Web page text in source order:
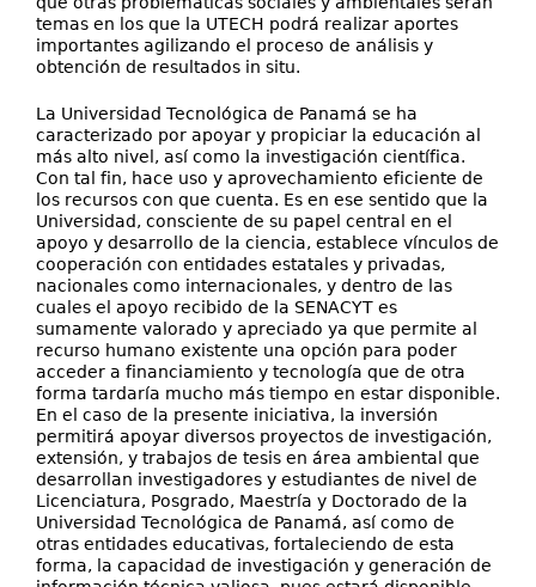
temas en los que la UTECH podrá realizar aportes
importantes agilizando el proceso de análisis y
obtención de resultados in situ.
La Universidad Tecnológica de Panamá se ha
caracterizado por apoyar y propiciar la educación al
más alto nivel, así como la investigación científica.
Con tal fin, hace uso y aprovechamiento eficiente de
los recursos con que cuenta. Es en ese sentido que la
Universidad, consciente de su papel central en el
apoyo y desarrollo de la ciencia, establece vínculos de
cooperación con entidades estatales y privadas,
nacionales como internacionales, y dentro de las
cuales el apoyo recibido de la SENACYT es
sumamente valorado y apreciado ya que permite al
recurso humano existente una opción para poder
acceder a financiamiento y tecnología que de otra
forma tardaría mucho más tiempo en estar disponible.
En el caso de la presente iniciativa, la inversión
permitirá apoyar diversos proyectos de investigación,
extensión, y trabajos de tesis en área ambiental que
desarrollan investigadores y estudiantes de nivel de
Licenciatura, Posgrado, Maestría y Doctorado de la
Universidad Tecnológica de Panamá, así como de
otras entidades educativas, fortaleciendo de esta
forma, la capacidad de investigación y generación de